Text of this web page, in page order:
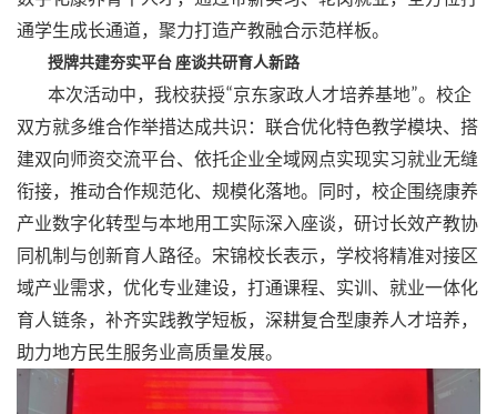
通学生成长通道，聚力打造产教融合示范样板。
授牌共建夯实平台 座谈共研育人新路
本次活动中，我校获授“京东家政人才培养基地”。校企
双方就多维合作举措达成共识：联合优化特色教学模块、搭
建双向师资交流平台、依托企业全域网点实现实习就业无缝
衔接，推动合作规范化、规模化落地。同时，校企围绕康养
产业数字化转型与本地用工实际深入座谈，研讨长效产教协
同机制与创新育人路径。宋锦校长表示，学校将精准对接区
域产业需求，优化专业建设，打通课程、实训、就业一体化
育人链条，补齐实践教学短板，深耕复合型康养人才培养，
助力地方民生服务业高质量发展。